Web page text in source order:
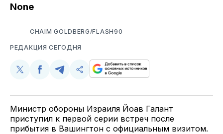
None
CHAIM GOLDBERG/FLASH90
РЕДАКЦИЯ СЕГОДНЯ
Поделиться
Twitter
Поделиться
Facebook
Поделиться
Telegram
Скопируйте
поделитесь
ссылкой
Министр обороны Израиля Йоав Галант
приступил к первой серии встреч после
прибытия в Вашингтон с официальным визитом.